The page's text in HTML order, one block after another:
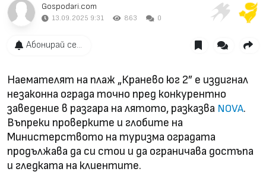
Gospodari.com
13.09.2025 9:31 863 0
Абонирай се...
Наемателят на плаж „Кранево юг 2” е издигнал
незаконна ограда точно пред конкурентно
заведение в разгара на лятото, разказва NOVA.
Въпреки проверките и глобите на
Министерството на туризма оградата
продължава да си стои и да ограничава достъпа
и гледката на клиентите.